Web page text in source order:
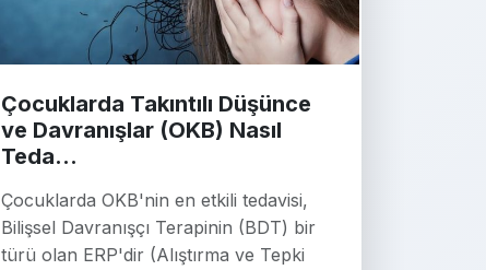
Çocuklarda Takıntılı Düşünce
ve Davranışlar (OKB) Nasıl
Teda...
Çocuklarda OKB'nin en etkili tedavisi,
Bilişsel Davranışçı Terapinin (BDT) bir
türü olan ERP'dir (Alıştırma ve Tepki